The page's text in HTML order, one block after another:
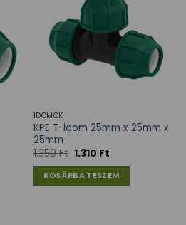
IDOMOK
KPE T-idom 25mm x 25mm x
25mm
1.350Ft 1.310 Ft
KOSÁRBA TESZEM